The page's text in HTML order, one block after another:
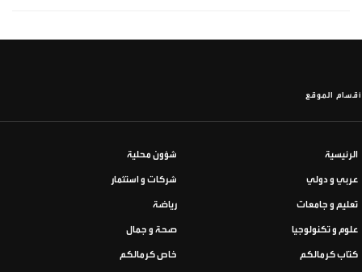
أقسام الموقع
الرئيسية شؤون محلية
عربي و دولي شركات و استثمار
تعليم و جامعات رياضة
علوم و تكنولوجيا صحة و جمال
كتاب كرمالكم خاص كرمالكم